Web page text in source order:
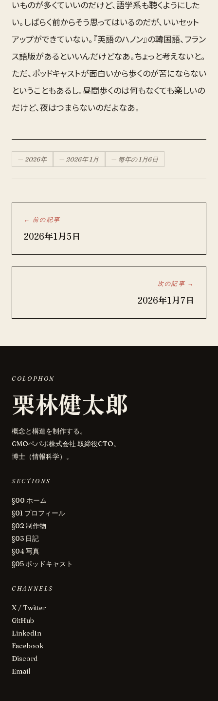
いものが多くていいのだけど、語学系も聴くようにした
い。しばらく前からそう思ってはいるのだが、いいセット
アップができていない。『英語のハノン』の韓国語、フラン
ス語版があるといいんだけどなあ。ちょっと考えないと。
ただ、ポッドキャストが面白いから歩くのが苦にならない
ということもあるし。昼間歩くのは何もなくても楽しいの
だけど、夜はつまらないのだよなあ。
— 2026年 — 2026年 1月 — 毎年の 1月6日
← 前の記事
2026年1月5日
次の記事 →
2026年1月7日
COLOPHON
栗林健太郎
概念と構造を制作する。
GMOペパボ株式会社 取締役CTO。
博士（情報科学）。
SECTIONS
§00 ホーム
§01 プロフィール
§02 制作物
§03 日記
§04 写真
§05 ポッドキャスト
CHANNELS
X / Twitter
GitHub
LinkedIn
Facebook
Discord
Email